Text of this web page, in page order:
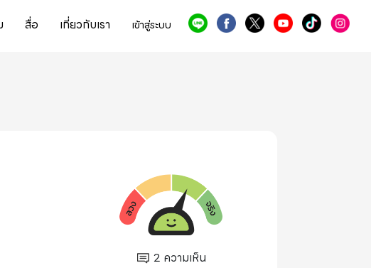
สื่อ เกี่ยวกับเรา เข้าสู่ระบบ
2 ความเห็น